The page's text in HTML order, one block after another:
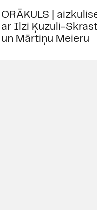
ORĀKULS |
ar Ilzi Ķuzuli-
un Mārtiņu Meieru